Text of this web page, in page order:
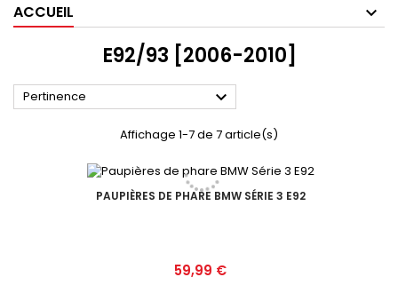
ACCUEIL
E92/93 [2006-2010]
Pertinence 
Affichage 1-7 de 7 article(s)
PAUPIÈRES DE PHARE BMW SÉRIE 3 E92
Prix
59,99 €